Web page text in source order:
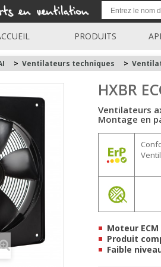
PRODUITS
> Ventilateurs techniques >
HXBR
Ventilateurs
Montage en
Moteur
Produit
Faible